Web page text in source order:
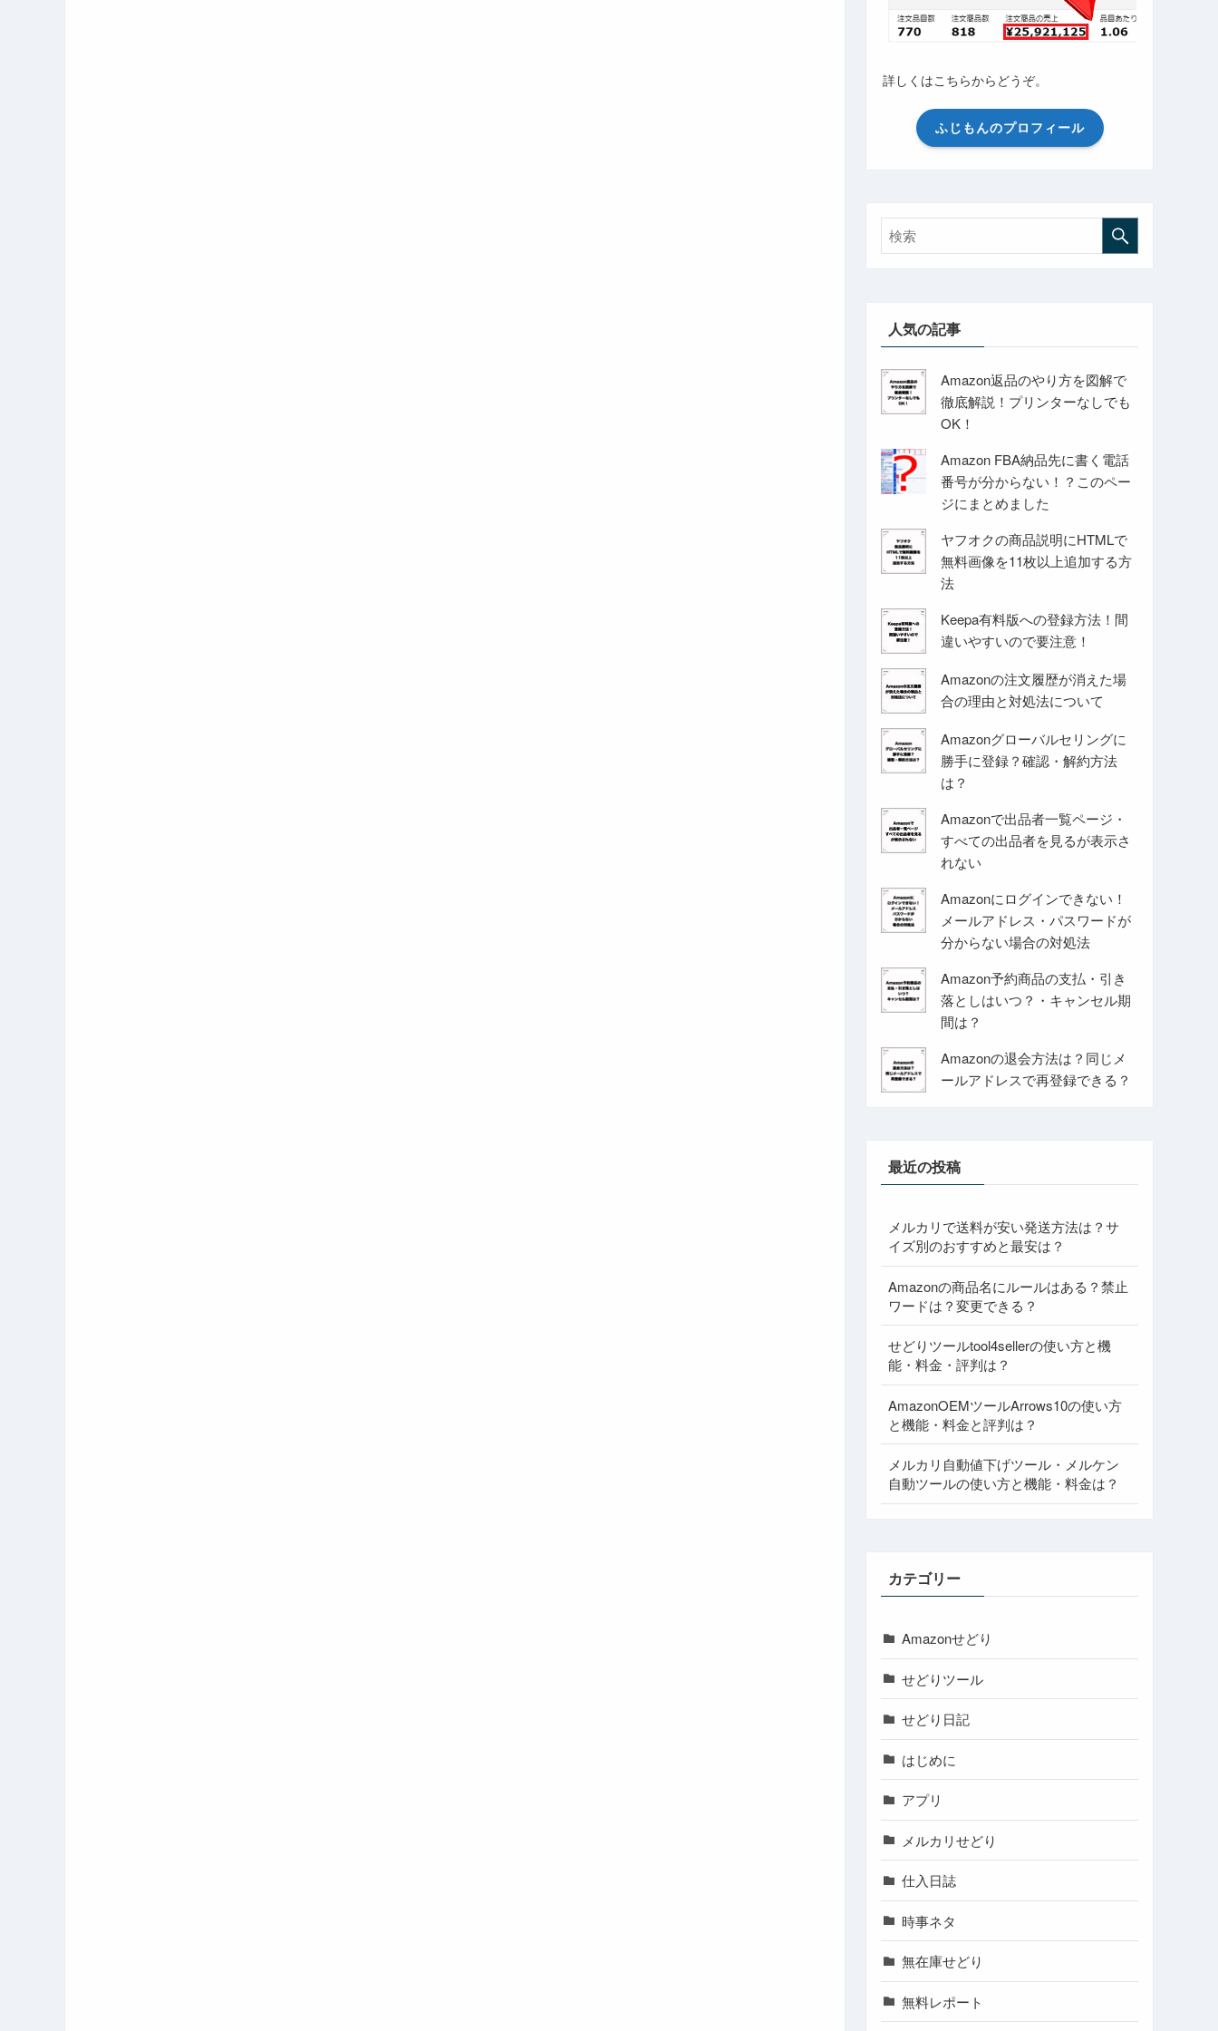
詳しくはこちらからどうぞ。
ふじもんのプロフィール
人気の記事
Amazon返品のやり方を図解で
徹底解説！プリンターなしでも
OK！
Amazon FBA納品先に書く電話
番号が分からない！？このペー
ジにまとめました
ヤフオクの商品説明にHTMLで
無料画像を11枚以上追加する方
法
Keepa有料版への登録方法！間
違いやすいので要注意！
Amazonの注文履歴が消えた場
合の理由と対処法について
Amazonグローバルセリングに
勝手に登録？確認・解約方法
は？
Amazonで出品者一覧ページ・
すべての出品者を見るが表示さ
れない
Amazonにログインできない！
メールアドレス・パスワードが
分からない場合の対処法
Amazon予約商品の支払・引き
落としはいつ？・キャンセル期
間は？
Amazonの退会方法は？同じメ
ールアドレスで再登録できる？
最近の投稿
メルカリで送料が安い発送方法は？サ
イズ別のおすすめと最安は？
Amazonの商品名にルールはある？禁止
ワードは？変更できる？
せどりツールtool4sellerの使い方と機
能・料金・評判は？
AmazonOEMツールArrows10の使い方
と機能・料金と評判は？
メルカリ自動値下げツール・メルケン
自動ツールの使い方と機能・料金は？
カテゴリー
Amazonせどり
せどりツール
せどり日記
はじめに
アプリ
メルカリせどり
仕入日誌
時事ネタ
無在庫せどり
無料レポート